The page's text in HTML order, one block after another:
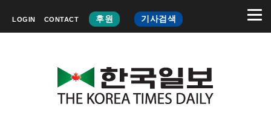
LOGIN CONTACT 후원 기사검색